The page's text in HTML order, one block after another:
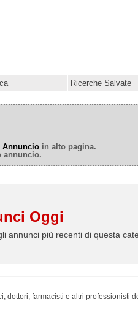
Ricerche Salvate
Annuncio in alto pagina.
annuncio.
Oggi
annunci più recenti di questa
dottori, farmacisti e altri professionisti